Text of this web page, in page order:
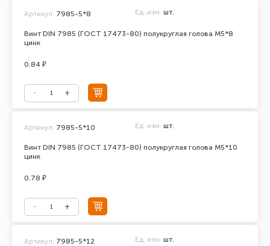
Винт DIN 7985 (ГОСТ 17473-80) полукруглая голова М5*8
цинк
Артикул: 7985-5*8 Ед. изм. шт.
0.84 ₽
Винт DIN 7985 (ГОСТ 17473-80) полукруглая голова М5*10
цинк
Артикул: 7985-5*10 Ед. изм. шт.
0.78 ₽
Артикул: 7985-5*12 Ед. изм. шт.